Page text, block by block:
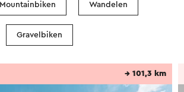
Mountainbiken Wandelen
Gravelbiken
→ 101,3 km